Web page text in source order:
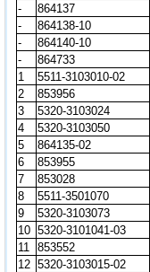
-
864137
-
864138-10
-
864140-10
-
864733
1
5511-3103010-02
2
853956
3
5320-3103024
4
5320-3103050
5
864135-02
6
853955
7
853028
8
5511-3501070
9
5320-3103073
10 5320-3101041-03
11
853552
12 5320-3103015-02